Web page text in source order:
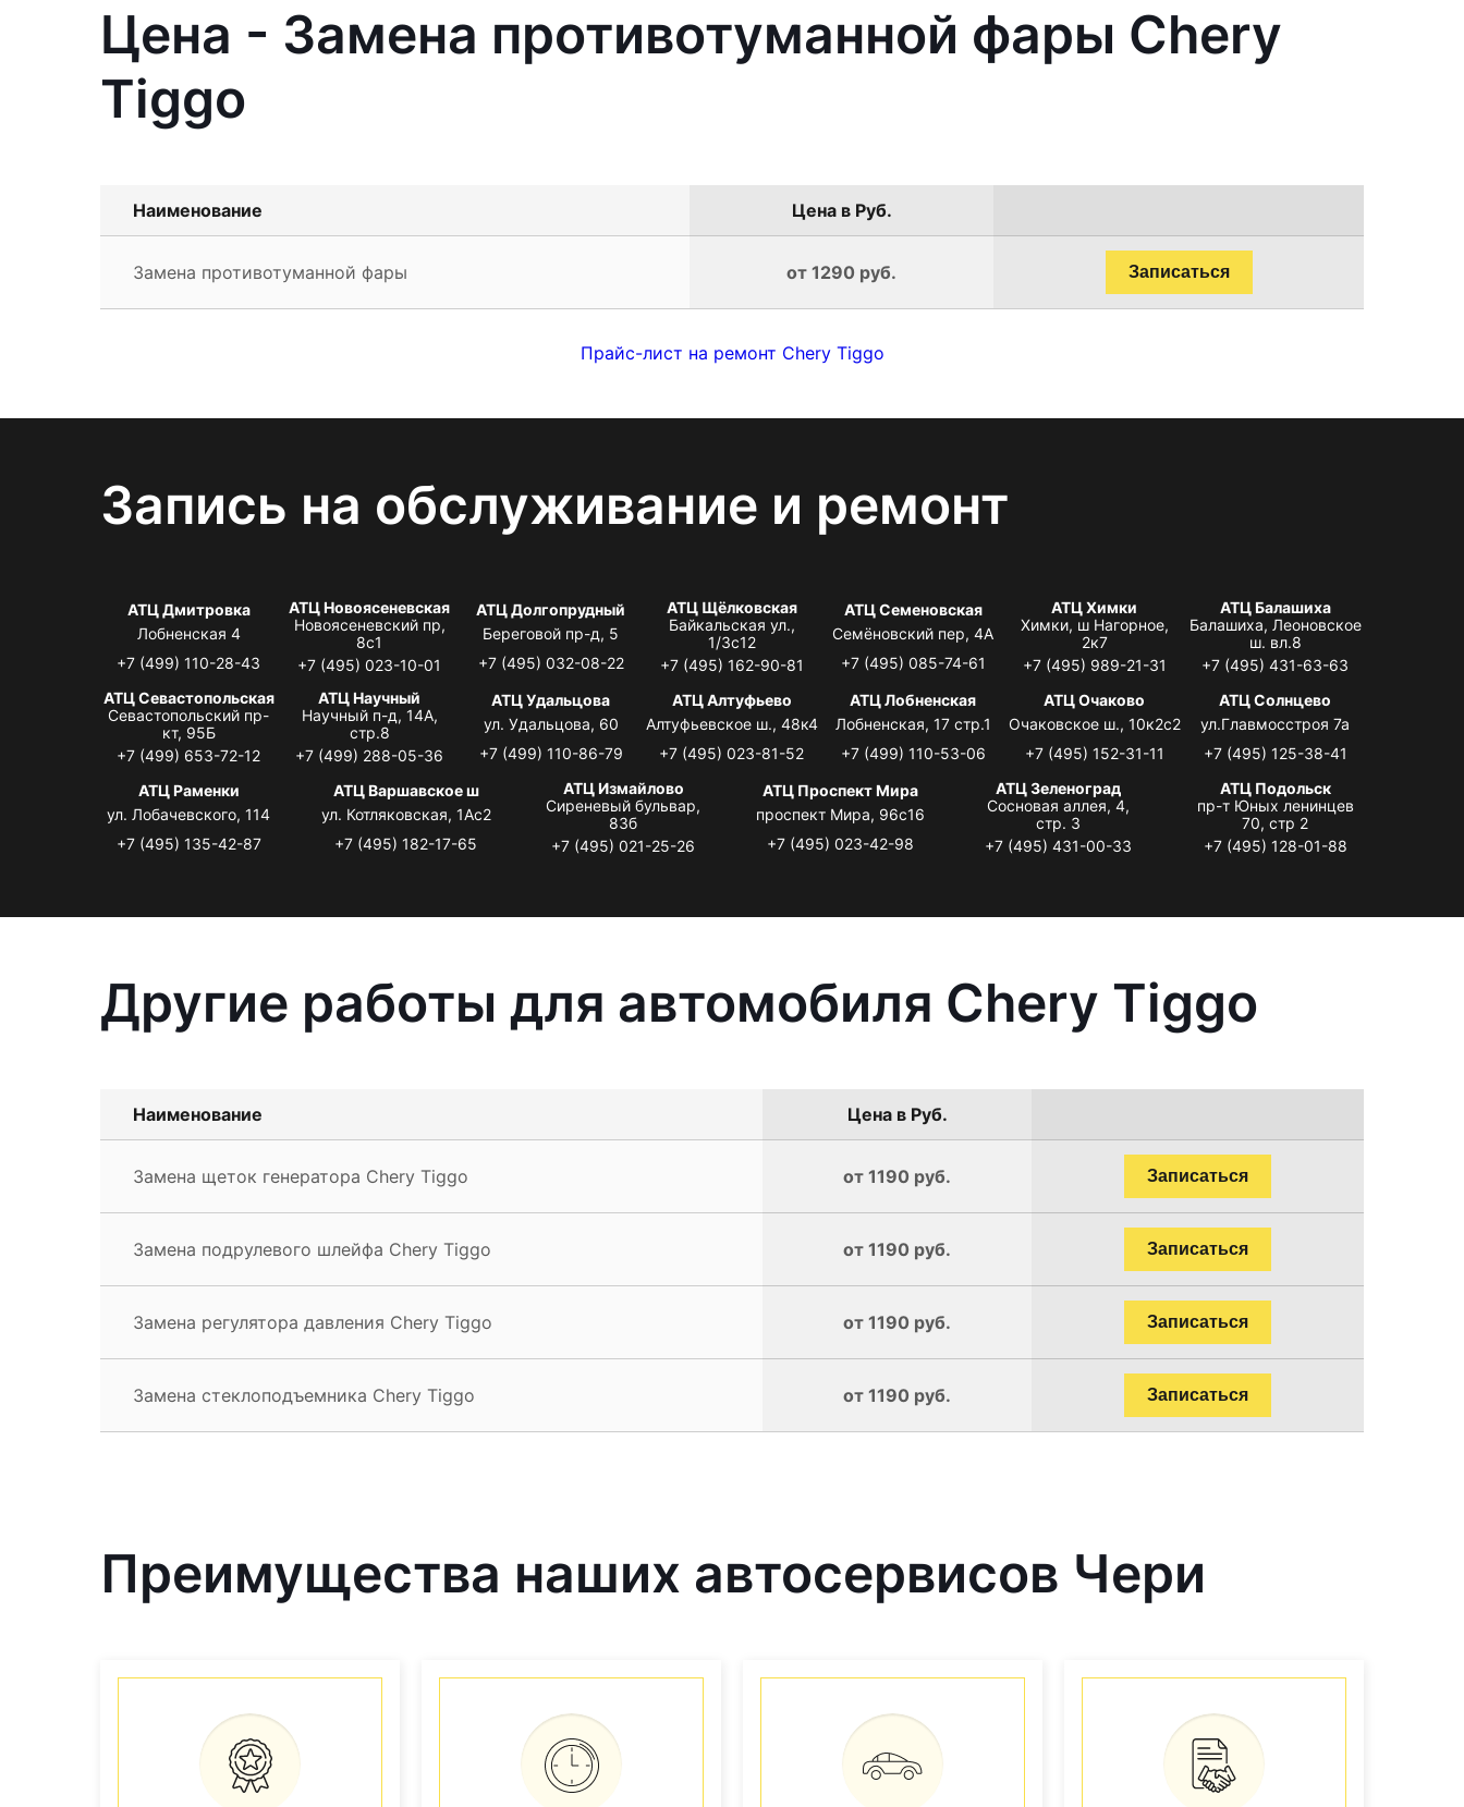
Цена - Замена противотуманной фары Chery
Tiggo
Наименование Цена в Руб.
Замена противотуманной фары от 1290 руб. Записаться
Прайс-лист на ремонт Chery Tiggo
Запись на обслуживание и ремонт
АТЦ Дмитровка
Лобненская 4
+7 (499) 110-28-43
АТЦ Новоясеневская
Новоясеневский пр,
8с1
+7 (495) 023-10-01
АТЦ Долгопрудный
Береговой пр-д, 5
+7 (495) 032-08-22
АТЦ Щёлковская
Байкальская ул.,
1/3с12
+7 (495) 162-90-81
АТЦ Семеновская
Семёновский пер, 4А
+7 (495) 085-74-61
АТЦ Химки
Химки, ш Нагорное,
2к7
+7 (495) 989-21-31
АТЦ Балашиха
Балашиха, Леоновское
ш. вл.8
+7 (495) 431-63-63
АТЦ Севастопольская
Севастопольский пр-
кт, 95Б
+7 (499) 653-72-12
АТЦ Научный
Научный п-д, 14А,
стр.8
+7 (499) 288-05-36
АТЦ Удальцова
ул. Удальцова, 60
+7 (499) 110-86-79
АТЦ Алтуфьево
Алтуфьевское ш., 48к4
+7 (495) 023-81-52
АТЦ Лобненская
Лобненская, 17 стр.1
+7 (499) 110-53-06
АТЦ Очаково
Очаковское ш., 10к2с2
+7 (495) 152-31-11
АТЦ Солнцево
ул.Главмосстроя 7а
+7 (495) 125-38-41
АТЦ Раменки
ул. Лобачевского, 114
+7 (495) 135-42-87
АТЦ Варшавское ш
ул. Котляковская, 1Ас2
+7 (495) 182-17-65
АТЦ Измайлово
Сиреневый бульвар,
83б
+7 (495) 021-25-26
АТЦ Проспект Мира
проспект Мира, 96с16
+7 (495) 023-42-98
АТЦ Зеленоград
Сосновая аллея, 4,
стр. 3
+7 (495) 431-00-33
АТЦ Подольск
пр-т Юных ленинцев
70, стр 2
+7 (495) 128-01-88
Другие работы для автомобиля Chery Tiggo
Наименование Цена в Руб.
Замена щеток генератора Chery Tiggo от 1190 руб. Записаться
Замена подрулевого шлейфа Chery Tiggo от 1190 руб. Записаться
Замена регулятора давления Chery Tiggo от 1190 руб. Записаться
Замена стеклоподъемника Chery Tiggo от 1190 руб. Записаться
Преимущества наших автосервисов Чери